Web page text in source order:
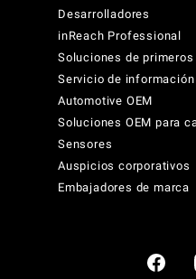
Desarrolladores
inReach Professional
Soluciones de
Servicio de información
Automotive OEM
Soluciones OEM para
Sensores
Auspicios corporativos
Embajadores de marca